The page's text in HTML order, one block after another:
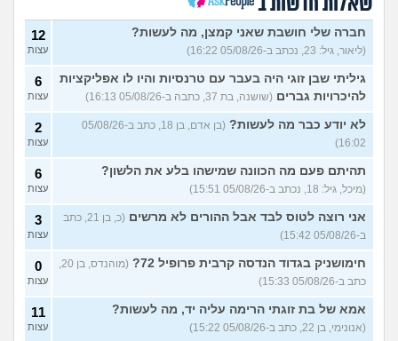
כשרבתי עם בת הזוג שלי,
דחפתי אותה מתוך כעס. איך
להתמודד?
(אלכס, שם בדוי, בן
40)
13
עצות
איך להסביר לה שאני רוצה
להיפרד?
(עידן, בן 27)
20
עצות
בעיות ביני לבית הזוג, מה
לעשות?
6
עצות
לא משלמת בדייטים
(אלי, בן
29)
9
עצות
יוצאת איתו היום לדייט ראשון 3
עצות
בטיילת או מועדון?
(רואי, בן
26)
8
עצות
לוקח אותי לדייטים גרועים
האם להמשיך?
(נטע, בת 21)
17
עצות
שאלות חדשות ב
חברה שלי חושבת שאני קמצן, מה לעשות?
(ליאור, גיל: 23, נכתב ב-05/08/26 16:22)
12
עצות
גיליתי שבן זוגי היה בעבר עם טרנסיות והיו לו אפליקציות
להיכרויות גברים (שושנה, בת 37, כתבה ב-05/08/26 16:13)
6
עצות
לא יודע כבר מה לעשות?
(בן אדם, בן 18, כתב ב-05/08/26
16:02)
2
עצות
תהיתם פעם מה הכוונה שמישהו בלע את הלשון?
(מיכל, גיל: 18, נכתב ב-05/08/26 15:51)
6
עצות
אני רוצה לטוס לבד אבל ההורים לא מרשים
(כ, בן 21, כתב
ב-05/08/26 15:42)
3
עצות
חימושניק בגדוד הנדסה קרבית פרופיל 72?
(מוהנדס, בן 20,
כתב ב-05/08/26 15:33)
0
עצות
אמא של בת זוגתי הרימה עליה יד, מה לעשות?
(אנונימי, בן 22, כתב ב-05/08/26 15:22)
11
עצות